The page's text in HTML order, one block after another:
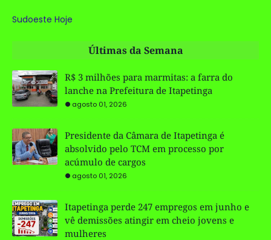
Sudoeste Hoje
Últimas da Semana
R$ 3 milhões para marmitas: a farra do
lanche na Prefeitura de Itapetinga
agosto 01, 2026
Presidente da Câmara de Itapetinga é
absolvido pelo TCM em processo por
acúmulo de cargos
agosto 01, 2026
Itapetinga perde 247 empregos em junho e
vê demissões atingir em cheio jovens e
mulheres